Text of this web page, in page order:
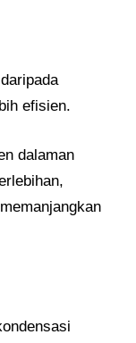
efisien.
dalaman